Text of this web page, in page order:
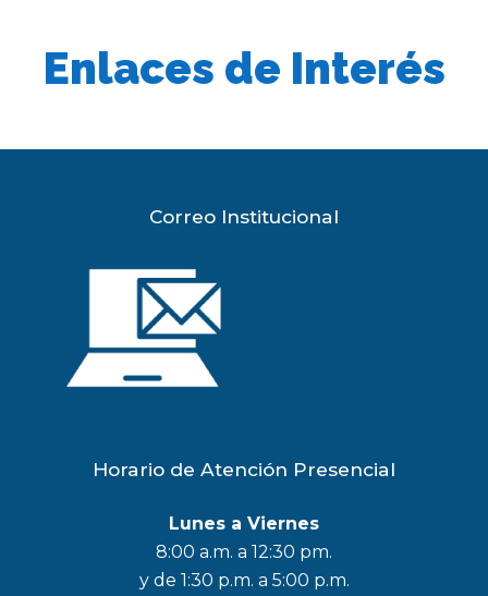
Enlaces de Interés
Correo Institucional
Horario de Atención Presencial
Lunes a Viernes
8:00 a.m. a 12:30 pm.
y de 1:30 p.m. a 5:00 p.m.